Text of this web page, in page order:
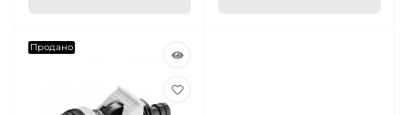
Продано